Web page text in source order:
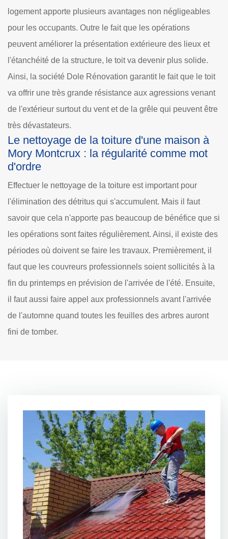
logement apporte plusieurs avantages non négligeables
pour les occupants. Outre le fait que les opérations
peuvent améliorer la présentation extérieure des lieux et
l'étanchéité de la structure, le toit va devenir plus solide.
Ainsi, la société Dole Rénovation garantit le fait que le toit
va offrir une très grande résistance aux agressions venant
de l'extérieur surtout du vent et de la grêle qui peuvent être
très dévastateurs.
Le nettoyage de la toiture d'une maison à
Mory Montcrux : la régularité comme mot
d'ordre
Effectuer le nettoyage de la toiture est important pour
l'élimination des détritus qui s'accumulent. Mais il faut
savoir que cela n'apporte pas beaucoup de bénéfice que si
les opérations sont faites régulièrement. Ainsi, il existe des
périodes où doivent se faire les travaux. Premièrement, il
faut que les couvreurs professionnels soient sollicités à la
fin du printemps en prévision de l'arrivée de l'été. Ensuite,
il faut aussi faire appel aux professionnels avant l'arrivée
de l'automne quand toutes les feuilles des arbres auront
fini de tomber.